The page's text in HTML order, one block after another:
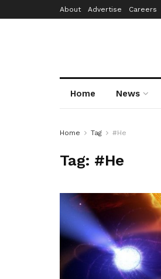
About Advertise Careers
Home News
Home Tag #He
Tag: #He